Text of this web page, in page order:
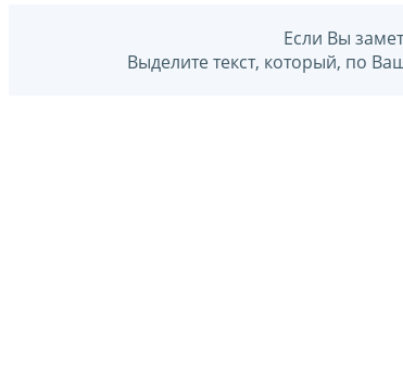
Если Вы
Выделите текст, который, по